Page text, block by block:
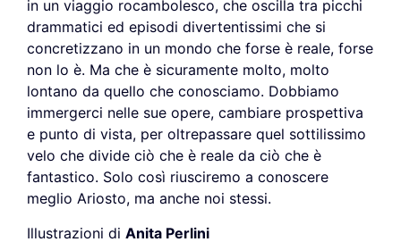
in un viaggio rocambolesco, che oscilla tra picchi
drammatici ed episodi divertentissimi che si
concretizzano in un mondo che forse è reale, forse
non lo è. Ma che è sicuramente molto, molto
lontano da quello che conosciamo. Dobbiamo
immergerci nelle sue opere, cambiare prospettiva
e punto di vista, per oltrepassare quel sottilissimo
velo che divide ciò che è reale da ciò che è
fantastico. Solo così riusciremo a conoscere
meglio Ariosto, ma anche noi stessi.
Illustrazioni di Anita Perlini